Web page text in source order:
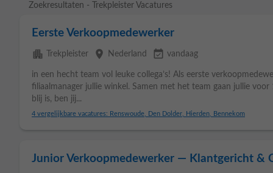
Zoekresultaten - Trekpleister Vacatures
Eerste Verkoopmedewerker
apartment Trekpleister place Nederland event_available vandaag
in een hecht team vol leuke collega’s! Als eerste
filiaalmanager jullie winkel. Samen met het team gaan jullie
blij is, ben jij...
4 vergelijkbare vacatures: Renswoude, Den Dolder, Hierden, Bennekom
Junior Verkoopmedewerker — Klantgericht &